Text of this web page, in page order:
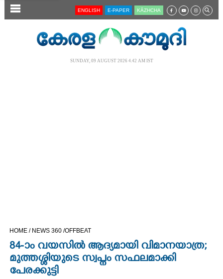
SECTIONS
CINEMA
OPINION
ENGLISH E-PAPER KĀZHCHA
SUNDAY, 09 AUGUST 2026 4.42 AM IST
HOME / NEWS 360 /OFFBEAT
84-ാം വയസിൽ ആദ്യമായി വിമാനയാത്ര;
മുത്തശ്ശിയുടെ സ്വപ്നം സഫലമാക്കി
പേരക്കുട്ടി